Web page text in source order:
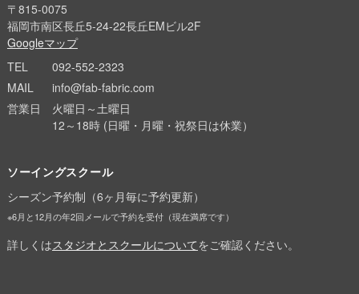
〒815-0075
福岡市南区長丘5-24-22長丘EMビル2F
Googleマップ
TEL
092-552-2323
MAIL
info@fab-fabric.com
営業日
火曜日～土曜日
12～18時 (日曜・月曜・祝祭日は休業）
ソーイングスクール
シーズン予約制（6ヶ月毎に予約更新）
※6月と12月の年2回メールで予約を受付（現在満席です）
詳しくはスタジオとスクールについてをご確認ください。